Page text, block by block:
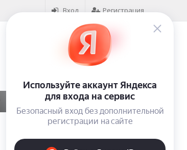
Вход Регистрация
Корзина ( 0)
на сумму0₽
КОНТАКТЫ ОТЗЫВЫ